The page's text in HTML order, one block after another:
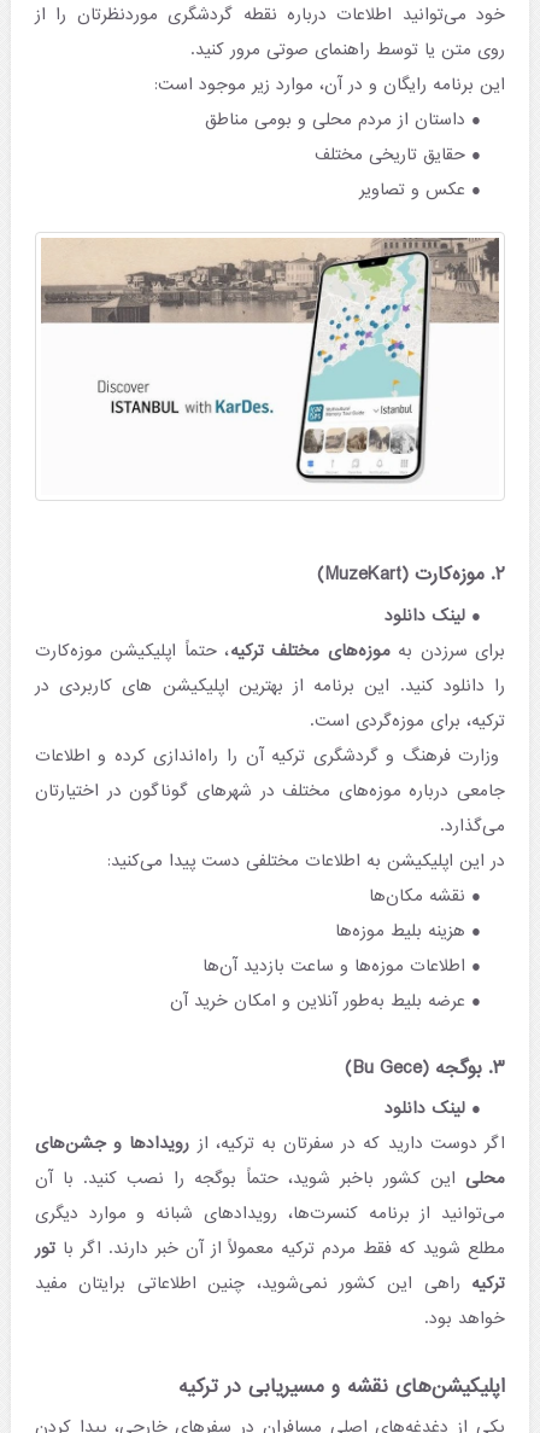
خود می‌توانید اطلاعات درباره نقطه گردشگری موردنظرتان را از
روی متن یا توسط راهنمای صوتی مرور کنید.
این برنامه رایگان و در آن، موارد زیر موجود است:
داستان از مردم محلی و بومی مناطق
حقایق تاریخی مختلف
عکس و تصاویر
۲. موزه‌کارت (MuzeKart)
لینک دانلود
برای سرزدن بهموزه‌های مختلف ترکیه، حتماً اپلیکیشن موزه‌کارت
را دانلود کنید. این برنامه از بهترین اپلیکیشن‌ های کاربردی در
ترکیه، برای موزه‌گردی است.
وزارت فرهنگ و گردشگری ترکیه آن را راه‌اندازی کرده و اطلاعات
جامعی درباره موزه‌های مختلف در شهرهای گوناگون در اختیارتان
می‌گذارد.
در این اپلیکیشن به اطلاعات مختلفی دست پیدا می‌کنید:
نقشه مکان‌ها
هزینه بلیط موزه‌ها
اطلاعات موزه‌ها و ساعت بازدید آن‌ها
عرضه بلیط به‌طور آنلاین و امکان خرید آن
۳. بوگجه (Bu Gece)
لینک دانلود
اگر دوست دارید که در سفرتان به ترکیه، از رویدادها و جشن‌های
محلیاین کشور باخبر شوید، حتماً بوگجه را نصب کنید. با آن
می‌توانید از برنامه کنسرت‌ها، رویدادهای شبانه و موارد دیگری
مطلع شوید که فقط مردم ترکیه معمولاً از آن خبر دارند. اگر با تور
ترکیه راهی این کشور نمی‌شوید، چنین اطلاعاتی برایتان مفید
خواهد بود.
اپلیکیشن‌های نقشه و مسیریابی در ترکیه
یکی از دغدغه‌های اصلی مسافران در سفرهای خارجی، پیدا کردن